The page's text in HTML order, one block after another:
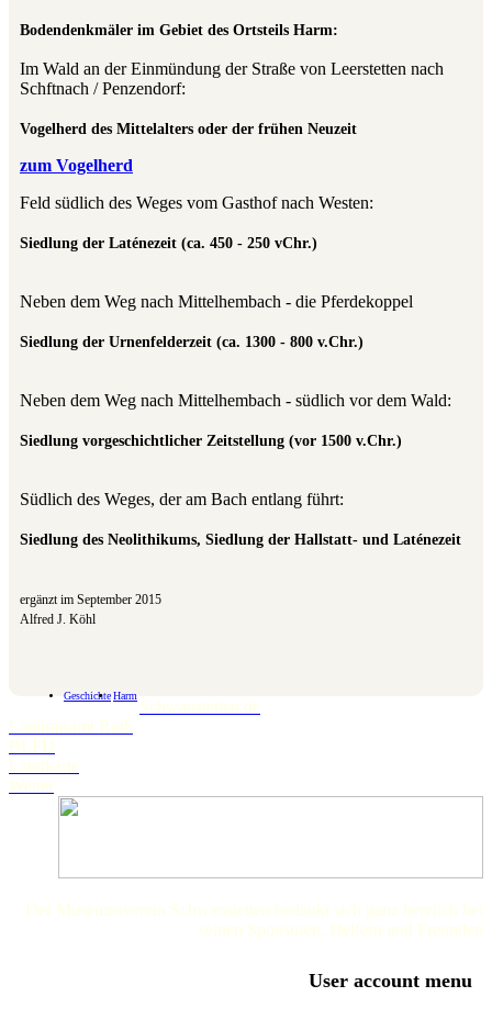
Bodendenkmäler im Gebiet des Ortsteils Harm:
Im Wald an der Einmündung der Straße von Leerstetten nach
Schftnach / Penzendorf:
Vogelherd des Mittelalters oder der frühen Neuzeit
zum Vogelherd
Feld südlich des Weges vom Gasthof nach Westen:
Siedlung der Laténezeit (ca. 450 - 250 vChr.)
Neben dem Weg nach Mittelhembach - die Pferdekoppel
Siedlung der Urnenfelderzeit (ca. 1300 - 800 v.Chr.)
Neben dem Weg nach Mittelhembach - südlich vor dem Wald:
Siedlung vorgeschichtlicher Zeitstellung (vor 1500 v.Chr.)
Südlich des Weges, der am Bach entlang führt:
Siedlung des Neolithikums, Siedlung der Hallstatt- und Laténezeit
ergänzt im September 2015
Alfred J. Köhl
GeschichteHarm
Schwanstetten.de
Landratsamt Roth
BLFD
Landkarte
Wetter
Der Museumsverein Schwanstetten bedankt sich ganz herzlich bei
seinen Sponsoren, Helfern und Freunden
User account menu